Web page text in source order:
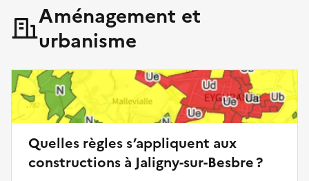
Aménagement et
urbanisme
Quelles règles s’appliquent aux
constructions à Jaligny-sur-Besbre ?